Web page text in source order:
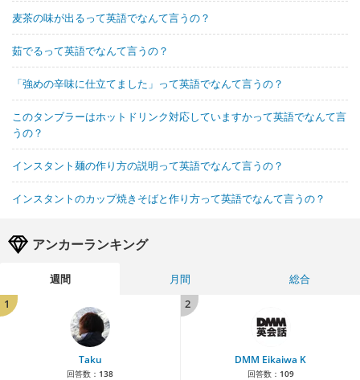
麦茶の味が出るって英語でなんて言うの？
茹でるって英語でなんて言うの？
「強めの辛味に仕立てました」って英語でなんて言うの？
このタンブラーはホットドリンク対応していますかって英語でなんて言
うの？
インスタント麺の作り方の説明って英語でなんて言うの？
インスタントのカップ焼きそばと作り方って英語でなんて言うの？
アンカーランキング
週間 月間
総合
1
Taku
回答数： 138
2
DMM Eikaiwa K
回答数： 109